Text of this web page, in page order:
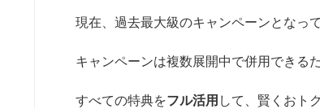
現在、過去最大級のキャンペーンとなって
キャンペーンは複数展開中で併用できるた
すべての特典をフル活用 して、賢くおト